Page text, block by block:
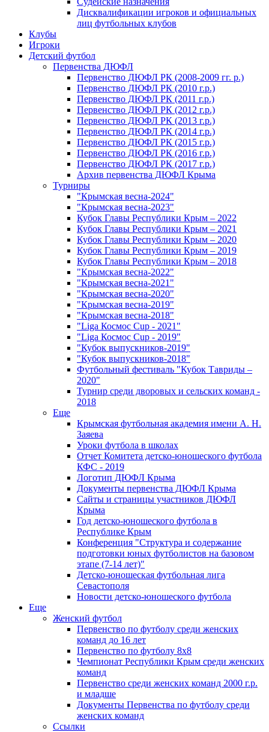
Дисквалификации игроков и официальных
лиц футбольных клубов
Клубы
Игроки
Детский футбол
Первенства ДЮФЛ
Первенство ДЮФЛ РК (2008-2009 гг. р.)
Первенство ДЮФЛ РК (2010 г.р.)
Первенство ДЮФЛ РК (2011 г.р.)
Первенство ДЮФЛ РК (2012 г.р.)
Первенство ДЮФЛ РК (2013 г.р.)
Первенство ДЮФЛ РК (2014 г.р.)
Первенство ДЮФЛ РК (2015 г.р.)
Первенство ДЮФЛ РК (2016 г.р.)
Первенство ДЮФЛ РК (2017 г.р.)
Архив первенства ДЮФЛ Крыма
Турниры
"Крымская весна-2024"
"Крымская весна-2023"
Кубок Главы Республики Крым – 2022
Кубок Главы Республики Крым – 2021
Кубок Главы Республики Крым – 2020
Кубок Главы Республики Крым – 2019
Кубок Главы Республики Крым – 2018
"Крымская весна-2022"
"Крымская весна-2021"
"Крымская весна-2020"
"Крымская весна-2019"
"Крымская весна-2018"
"Liga Космос Cup - 2021"
"Liga Космос Cup - 2019"
"Кубок выпускников-2019"
"Кубок выпускников-2018"
Футбольный фестиваль "Кубок Тавриды –
2020"
Турнир среди дворовых и сельских команд -
2018
Еще
Крымская футбольная академия имени А. Н.
Заяева
Уроки футбола в школах
Отчет Комитета детско-юношеского футбола
КФС - 2019
Логотип ДЮФЛ Крыма
Документы первенства ДЮФЛ Крыма
Сайты и страницы участников ДЮФЛ
Крыма
Год детско-юношеского футбола в
Республике Крым
Конференция "Структура и содержание
подготовки юных футболистов на базовом
этапе (7-14 лет)"
Детско-юношеская футбольная лига
Севастополя
Новости детско-юношеского футбола
Еще
Женский футбол
Первенство по футболу среди женских
команд до 16 лет
Первенство по футболу 8х8
Чемпионат Республики Крым среди женских
команд
Первенство среди женских команд 2000 г.р.
и младше
Документы Первенства по футболу среди
женских команд
Ссылки